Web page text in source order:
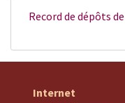
Record de dépôts
Internet